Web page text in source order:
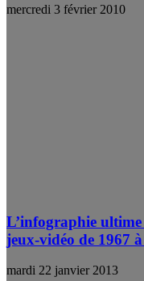
mercredi 3 février 2010
L’infographie ultime
jeux-vidéo de 1967
mardi 22 janvier 2013